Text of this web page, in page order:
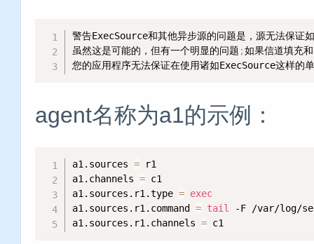
警告ExecSource和其他异步源的问题是，源无法保
虽然这是可能的，但有一个明显的问题 ;如果信道填充
您的应用程序无法保证在使用诸如ExecSource这样
agent名称为a1的示例：
a1.sources = r1
a1.channels = c1
a1.sources.r1.type = exec
a1.sources.r1.command = tail
-F /var/log/
a1.sources.r1.channels = c1